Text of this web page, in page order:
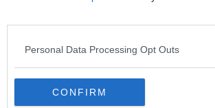
Personal Data Processing Opt Outs
CONFIRM
pontassieve comune